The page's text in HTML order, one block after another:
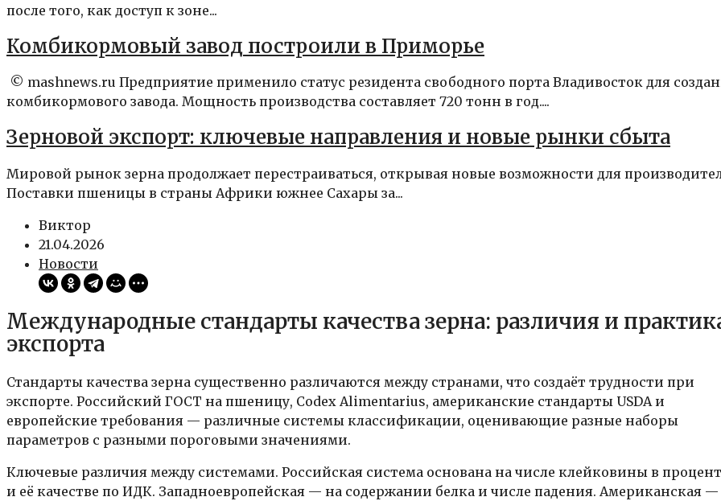
после того, как доступ к зоне...
Комбикормовый завод построили в Приморье
© mashnews.ru Предприятие применило статус резидента свободного порта Владивосток для
комбикормового завода. Мощность производства составляет 720 тонн в год....
Зерновой экспорт: ключевые направления и новые рынки сбыта
Мировой рынок зерна продолжает перестраиваться, открывая новые возможности для
Поставки пшеницы в страны Африки южнее Сахары за...
Виктор
21.04.2026
Новости
Международные стандарты качества зерна: различия и
экспорта
Стандарты качества зерна существенно различаются между странами, что создаёт трудности при
экспорте. Российский ГОСТ на пшеницу, Codex Alimentarius, американские стандарты USDA и
европейские требования — различные системы классификации, оценивающие разные наборы
параметров с разными пороговыми значениями.
Ключевые различия между системами. Российская система основана на числе клейковины в
и её качестве по ИДК. Западноевропейская — на содержании белка и числе падения. Американская —